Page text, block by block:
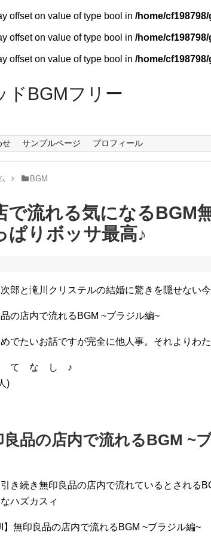
offset on value of type bool in /home/
offset on value of type bool in /home/
offset on value of type bool in /home/
ドBGMフリー
せ サンプルページ プロフィール
BGM
で流れる気になるBGM
ぱりボッサ最高♪
郎と滝川クリステルの結婚に驚きを隠せない
の店内で流れるBGM ~ブラジル編~
でたいお話ですが完全に他人事。それよりわ
て な し ♪
)
良品の店内で流れるBGM ~
き続き無印良品の店内で流れているとされる
ハズカスィ
】無印良品の店内で流れるBGM ~ブラジル編~